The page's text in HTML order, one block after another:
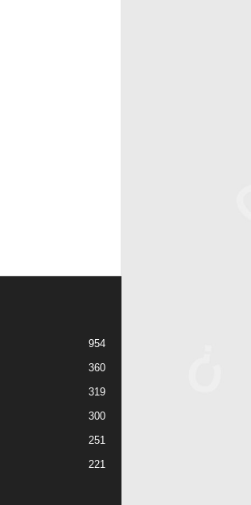
954
360
319
300
251
221